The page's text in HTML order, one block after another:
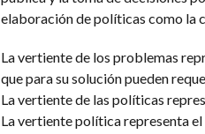
elaboración de políticas como la
La vertiente de los problemas
que para su solución pueden
La vertiente de las políticas
La vertiente política representa